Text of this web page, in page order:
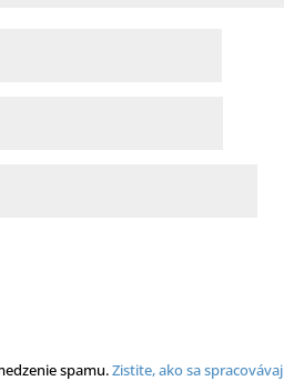
spamu.Zistite, ako sa